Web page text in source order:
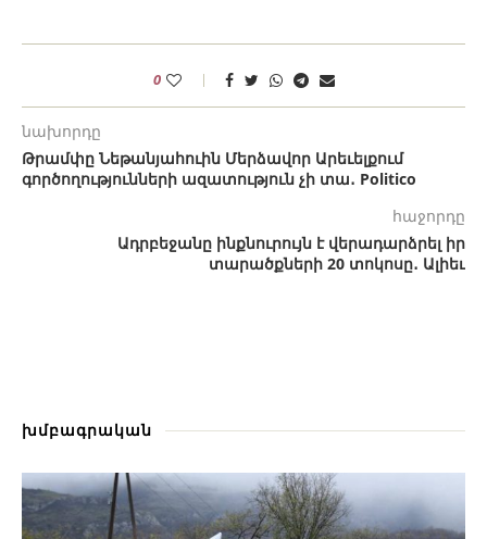
0
նախորդը
Թրամփը Նեթանյահուին Մերձավոր Արեւելքում
գործողությունների ազատություն չի տա․ Politico
հաջորդը
Ադրբեջանը ինքնուրույն է վերադարձրել իր
տարածքների 20 տոկոսը․ Ալիեւ
խմբագրական